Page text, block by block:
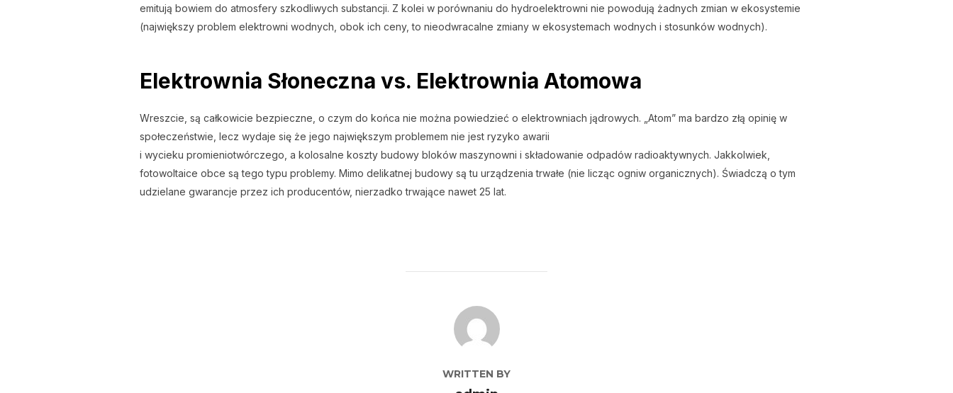
emitują bowiem do atmosfery szkodliwych substancji. Z kolei w porównaniu do hydroelektrowni nie powodują żadnych zmian w ekosystemie
(największy problem elektrowni wodnych, obok ich ceny, to nieodwracalne zmiany w ekosystemach wodnych i stosunków wodnych).
Elektrownia Słoneczna vs. Elektrownia Atomowa
Wreszcie, są całkowicie bezpieczne, o czym do końca nie można powiedzieć o elektrowniach jądrowych. „Atom” ma bardzo złą opinię w
społeczeństwie, lecz wydaje się że jego największym problemem nie jest ryzyko awarii
i wycieku promieniotwórczego, a kolosalne koszty budowy bloków maszynowni i składowanie odpadów radioaktywnych. Jakkolwiek,
fotowoltaice obce są tego typu problemy. Mimo delikatnej budowy są tu urządzenia trwałe (nie licząc ogniw organicznych). Świadczą o tym
udzielane gwarancje przez ich producentów, nierzadko trwające nawet 25 lat.
POST AUTHOR
WRITTEN BY